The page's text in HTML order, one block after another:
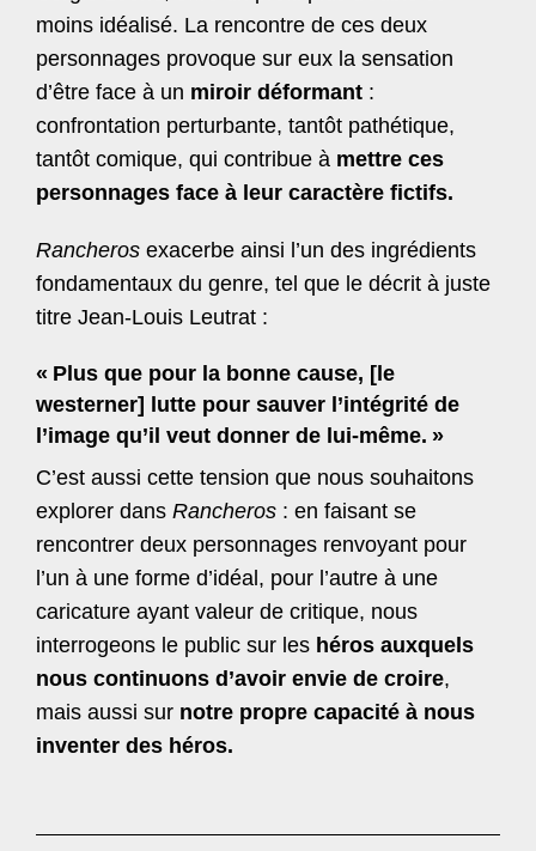
moins idéalisé. La rencontre de ces deux
personnages provoque sur eux la sensation
d’être face à un miroir déformant :
confrontation perturbante, tantôt pathétique,
tantôt comique, qui contribue à mettre ces
personnages face à leur caractère fictifs.
Rancheros exacerbe ainsi l’un des ingrédients
fondamentaux du genre, tel que le décrit à juste
titre Jean-Louis Leutrat :
« Plus que pour la bonne cause, [le
westerner] lutte pour sauver l’intégrité de
l’image qu’il veut donner de lui-même. »
C’est aussi cette tension que nous souhaitons
explorer dans Rancheros : en faisant se
rencontrer deux personnages renvoyant pour
l’un à une forme d’idéal, pour l’autre à une
caricature ayant valeur de critique, nous
interrogeons le public sur les héros auxquels
nous continuons d’avoir envie de croire,
mais aussi sur notre propre capacité à nous
inventer des héros.